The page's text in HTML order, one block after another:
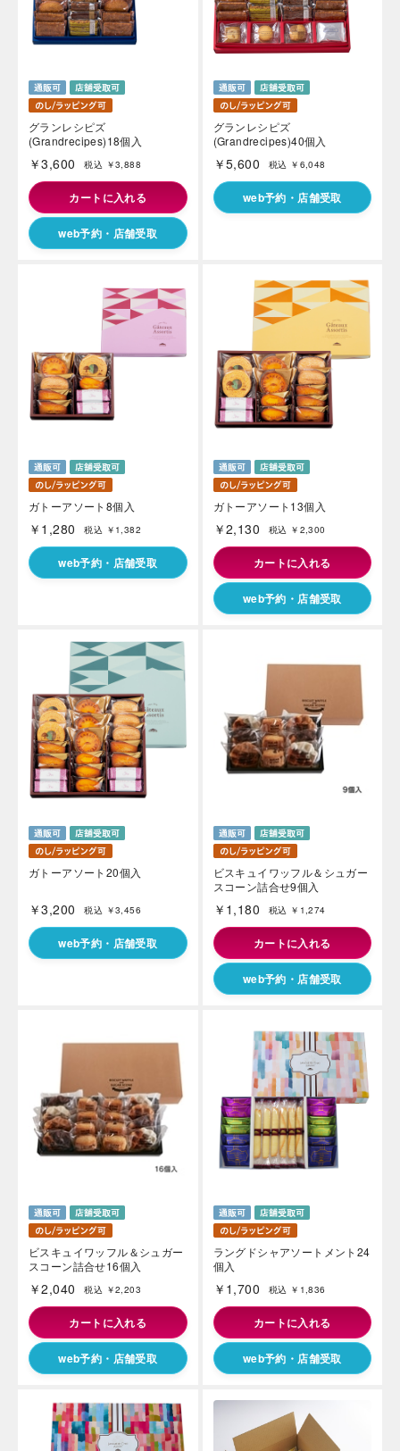
グランレシピズ
(Grandrecipes)18個入
￥3,600 税込 ￥3,888
カートに入れる
web予約・店舗受取
グランレシピズ
(Grandrecipes)40個入
￥5,600 税込 ￥6,048
web予約・店舗受取
ガトーアソート8個入
￥1,280 税込 ￥1,382
web予約・店舗受取
ガトーアソート13個入
￥2,130 税込 ￥2,300
カートに入れる
web予約・店舗受取
ガトーアソート20個入
￥3,200 税込 ￥3,456
web予約・店舗受取
ビスキュイワッフル＆シュガー
スコーン詰合せ9個入
￥1,180 税込 ￥1,274
カートに入れる
web予約・店舗受取
ビスキュイワッフル＆シュガー
スコーン詰合せ16個入
￥2,040 税込 ￥2,203
カートに入れる
web予約・店舗受取
ラングドシャアソートメント24
個入
￥1,700 税込 ￥1,836
カートに入れる
web予約・店舗受取